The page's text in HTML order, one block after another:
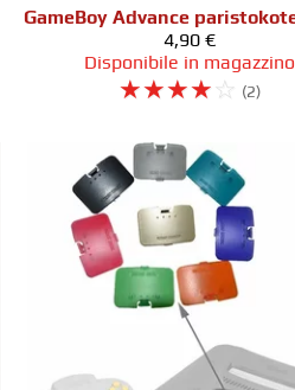
4,90 €
Disponibile in magazzino
☆☆☆☆☆ (2)